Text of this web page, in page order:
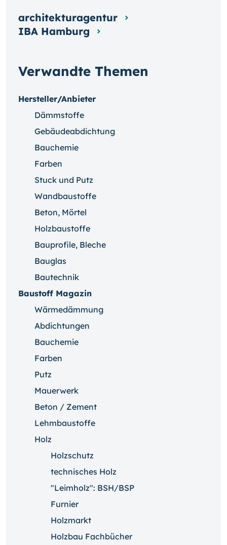
Verwandte Themen
Hersteller/Anbieter
Dämmstoffe
Gebäudeabdichtung
Bauchemie
Farben
Stuck und Putz
Wandbaustoffe
Beton, Mörtel
Holzbaustoffe
Bauprofile, Bleche
Bauglas
Bautechnik
Baustoff Magazin
Wärmedämmung
Abdichtungen
Bauchemie
Farben
Putz
Mauerwerk
Beton / Zement
Lehmbaustoffe
Holz
Holzschutz
technisches Holz
"Leimholz": BSH/BSP
Furnier
Holzmarkt
Holzbau Fachbücher
architekturagentur
IBA Hamburg